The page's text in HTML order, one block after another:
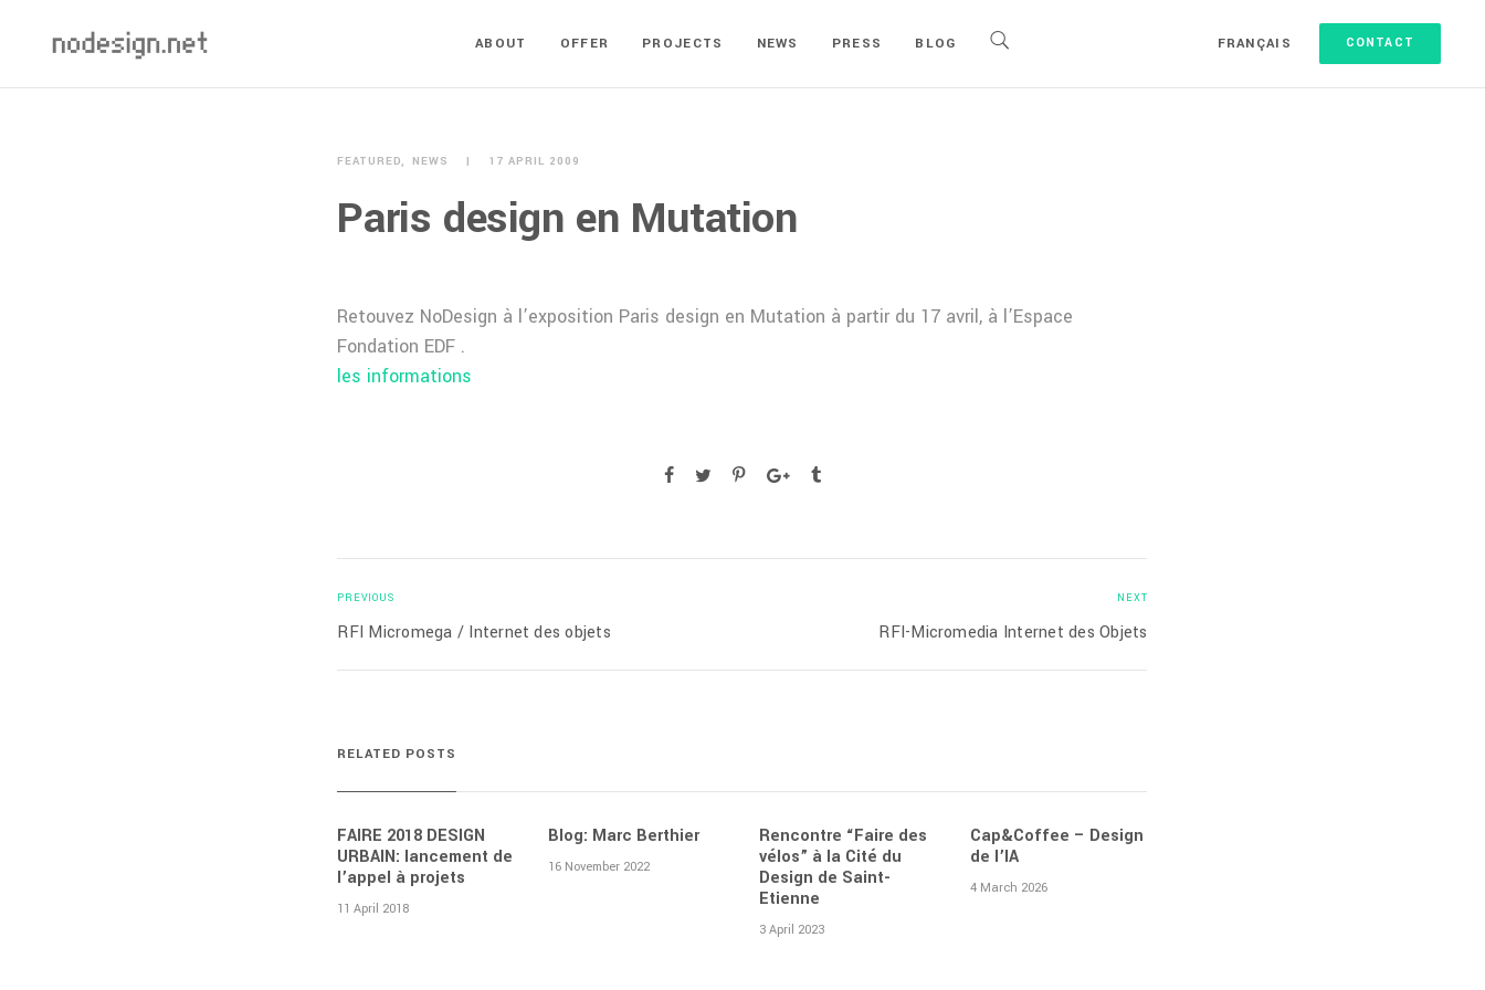
CONTACT
ABOUT OFFER PROJECTS NEWS PRESS BLOG FRANÇAIS
FEATURED NEWS 17 APRIL 2009
Paris design en Mutation
Retouvez NoDesign à l’exposition Paris design en Mutation à partir du 17 avril, à l’Espace
Fondation EDF .
les informations
PREVIOUS
RFI Micromega / Internet des objets
NEXT
RFI-Micromedia Internet des Objets
RELATED POSTS
FAIRE 2018 DESIGN
URBAIN: lancement de
l’appel à projets
11 April 2018
Blog: Marc Berthier
16 November 2022
Rencontre “Faire des
vélos” à la Cité du
Design de Saint-
Etienne
3 April 2023
Cap&Coffee – Design
de l’IA
4 March 2026